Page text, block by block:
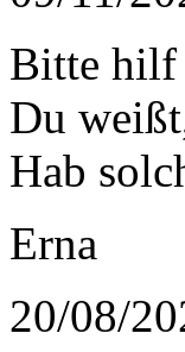
Bitte hilf
Du
Hab
Erna
20/08/